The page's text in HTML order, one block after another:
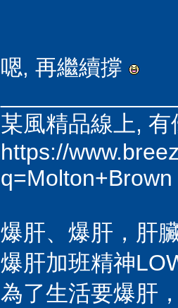
嗯, 再繼續撐
某風精品線上, 有
https://
q=Molton+Brown
爆肝、爆肝，肝
爆肝加班精神
為了生活要爆肝